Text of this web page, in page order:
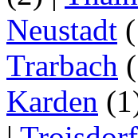
Neustadt
Trarbach
Karden